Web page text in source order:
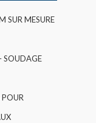
SUR MESURE
SOUDAGE